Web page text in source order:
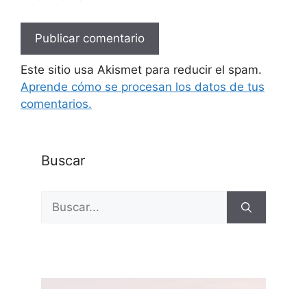
Este sitio usa Akismet para reducir el spam.
Aprende cómo se procesan los datos de tus
comentarios.
Buscar
Buscar: